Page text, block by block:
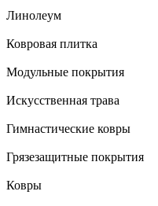
Линолеум
Ковровая плитка
Модульные покрытия
Искусственная трава
Гимнастические ковры
Грязезащитные покрытия
Ковры